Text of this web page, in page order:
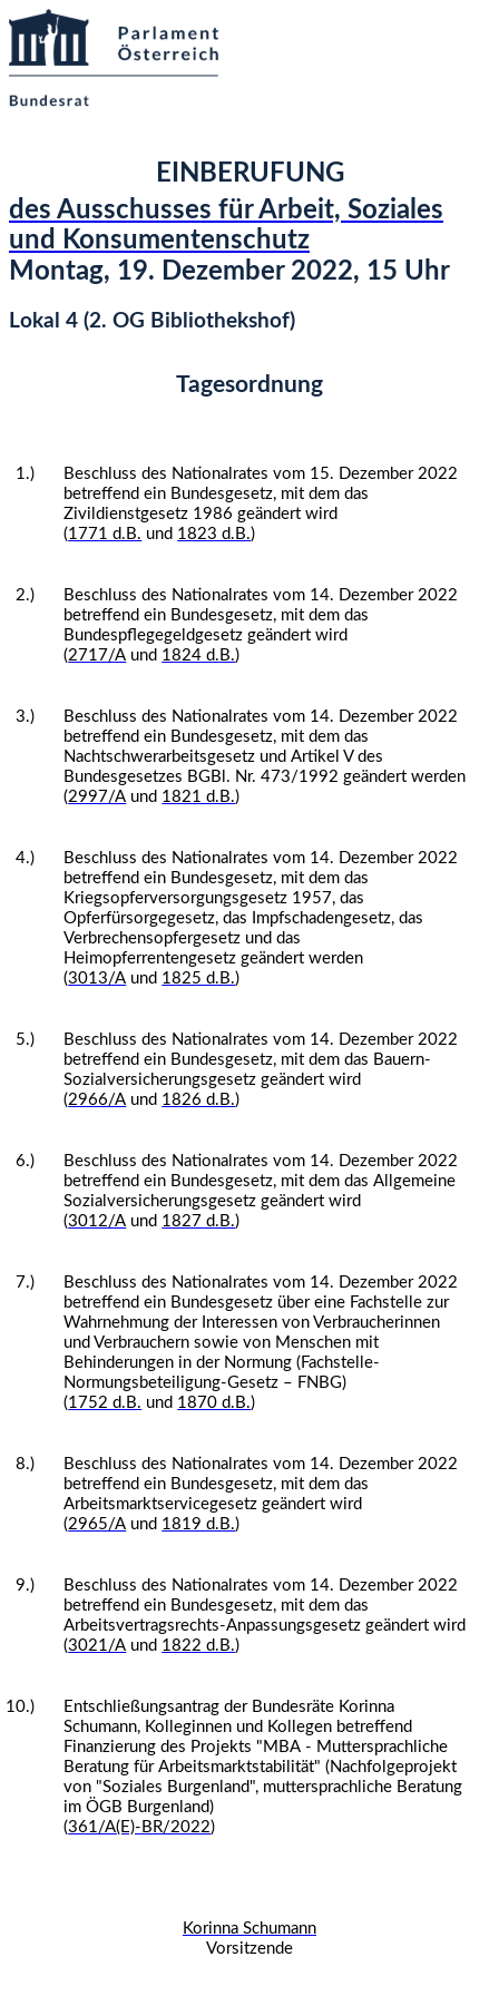
EINBERUFUNG
des Ausschusses für Arbeit, Soziales
und Konsumentenschutz
Montag, 19. Dezember 2022, 15 Uhr
Lokal 4 (2. OG Bibliothekshof)
Tagesordnung
1.)
Beschluss des Nationalrates vom 15. Dezember 2022
betreffend ein Bundesgesetz, mit dem das
Zivildienstgesetz 1986 geändert wird
(1771 d.B. und 1823 d.B.)
2.)
Beschluss des Nationalrates vom 14. Dezember 2022
betreffend ein Bundesgesetz, mit dem das
Bundespflegegeldgesetz geändert wird
(2717/A und 1824 d.B.)
3.)
Beschluss des Nationalrates vom 14. Dezember 2022
betreffend ein Bundesgesetz, mit dem das
Nachtschwerarbeitsgesetz und Artikel V des
Bundesgesetzes BGBl. Nr. 473/1992 geändert werden
(2997/A und 1821 d.B.)
4.)
Beschluss des Nationalrates vom 14. Dezember 2022
betreffend ein Bundesgesetz, mit dem das
Kriegsopferversorgungsgesetz 1957, das
Opferfürsorgegesetz, das Impfschadengesetz, das
Verbrechensopfergesetz und das
Heimopferrentengesetz geändert werden
(3013/A und 1825 d.B.)
5.)
Beschluss des Nationalrates vom 14. Dezember 2022
betreffend ein Bundesgesetz, mit dem das Bauern-
Sozialversicherungsgesetz geändert wird
(2966/A und 1826 d.B.)
6.)
Beschluss des Nationalrates vom 14. Dezember 2022
betreffend ein Bundesgesetz, mit dem das Allgemeine
Sozialversicherungsgesetz geändert wird
(3012/A und 1827 d.B.)
7.)
Beschluss des Nationalrates vom 14. Dezember 2022
betreffend ein Bundesgesetz über eine Fachstelle zur
Wahrnehmung der Interessen von Verbraucherinnen
und Verbrauchern sowie von Menschen mit
Behinderungen in der Normung (Fachstelle-
Normungsbeteiligung-Gesetz – FNBG)
(1752 d.B. und 1870 d.B.)
8.)
Beschluss des Nationalrates vom 14. Dezember 2022
betreffend ein Bundesgesetz, mit dem das
Arbeitsmarktservicegesetz geändert wird
(2965/A und 1819 d.B.)
9.)
Beschluss des Nationalrates vom 14. Dezember 2022
betreffend ein Bundesgesetz, mit dem das
Arbeitsvertragsrechts-Anpassungsgesetz geändert wird
(3021/A und 1822 d.B.)
10.)
Entschließungsantrag der Bundesräte Korinna
Schumann, Kolleginnen und Kollegen betreffend
Finanzierung des Projekts "MBA - Muttersprachliche
Beratung für Arbeitsmarktstabilität" (Nachfolgeprojekt
von "Soziales Burgenland", muttersprachliche Beratung
im ÖGB Burgenland)
(361/A(E)-BR/2022)
Korinna Schumann
Vorsitzende